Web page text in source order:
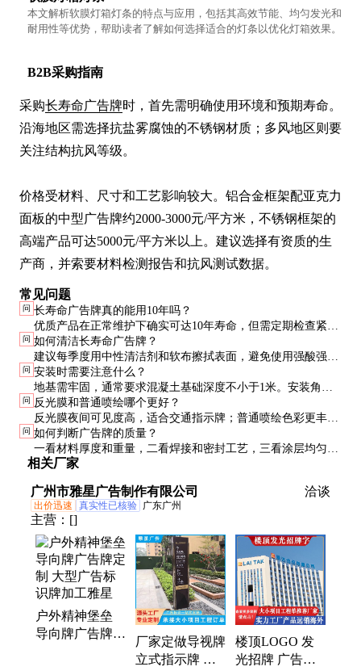
本文解析软膜灯箱灯条的特点与应用，包括其高效节能、均匀发光和
耐用性等优势，帮助读者了解如何选择适合的灯条以优化灯箱效果。
B2B采购指南
采购长寿命广告牌时，首先需明确使用环境和预期寿命。
沿海地区需选择抗盐雾腐蚀的不锈钢材质；多风地区则要
关注结构抗风等级。
价格受材料、尺寸和工艺影响较大。铝合金框架配亚克力
面板的中型广告牌约2000-3000元/平方米，不锈钢框架的
高端产品可达5000元/平方米以上。建议选择有资质的生
产商，并索要材料检测报告和抗风测试数据。
常见问题
问 长寿命广告牌真的能用10年吗？
优质产品在正常维护下确实可达10年寿命，但需定期检查紧固
件和面板状态，及时更换磨损部件。实际寿命还受当地气候条
件影响。
问 如何清洁长寿命广告牌？
建议每季度用中性清洁剂和软布擦拭表面，避免使用强酸强碱
清洁剂。高压水枪清洗时需保持一定距离，防止损坏涂层。
问 安装时需要注意什么？
地基需牢固，通常要求混凝土基础深度不小于1米。安装角度
应避免正对强风方向，并确保排水通畅，防止积水腐蚀。
问
反光膜和普通喷绘哪个更好？
反光膜夜间可见度高，适合交通指示牌；普通喷绘色彩更丰
富，适合商业广告。根据具体用途选择，也可组合使用。
问 如何判断广告牌的质量？
一看材料厚度和重量，二看焊接和密封工艺，三看涂层均匀
度。优质产品细节处理到位，无毛刺和漏涂现象。
相关厂家
广州市雅星广告制作有限公司 洽谈
出价迅速 真实性已核验 广东广州
主营： []
户外精神堡垒
导向牌广告牌定
厂家定做导视牌
立式指示牌 户
楼顶LOGO 发
光招牌 广告发